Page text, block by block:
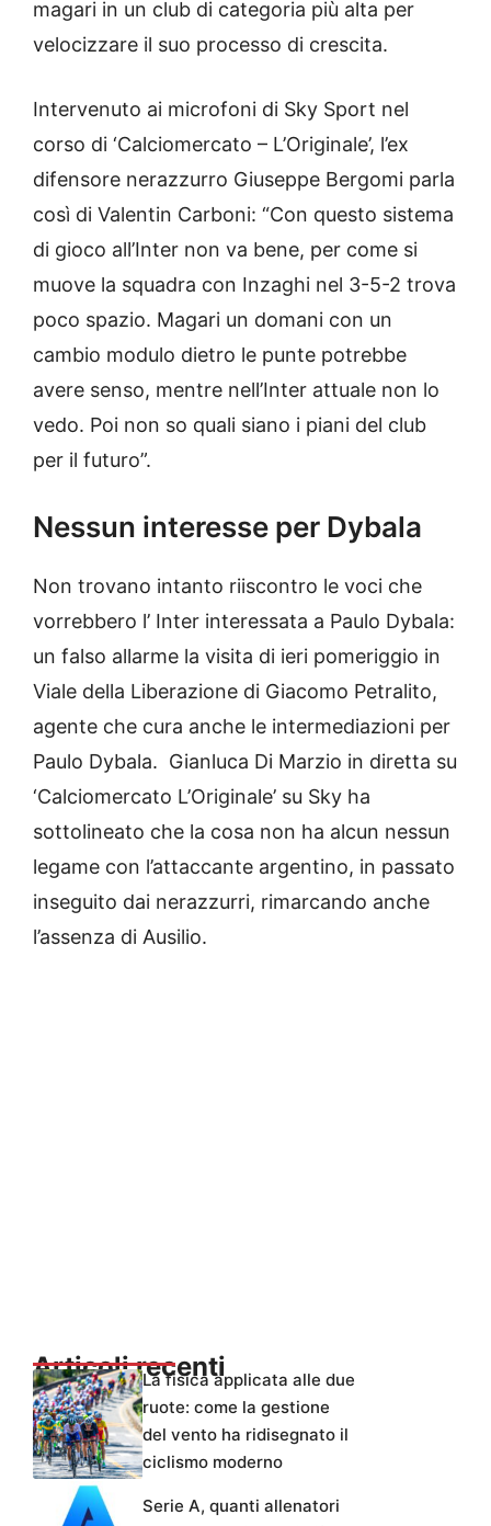
magari in un club di categoria più alta per
velocizzare il suo processo di crescita.
Intervenuto ai microfoni di Sky Sport nel
corso di ‘Calciomercato – L’Originale’, l’ex
difensore nerazzurro Giuseppe Bergomi parla
così di Valentin Carboni: “Con questo sistema
di gioco all’Inter non va bene, per come si
muove la squadra con Inzaghi nel 3-5-2 trova
poco spazio. Magari un domani con un
cambio modulo dietro le punte potrebbe
avere senso, mentre nell’Inter attuale non lo
vedo. Poi non so quali siano i piani del club
per il futuro”.
Nessun interesse per Dybala
Non trovano intanto riiscontro le voci che
vorrebbero l’ Inter interessata a Paulo Dybala:
un falso allarme la visita di ieri pomeriggio in
Viale della Liberazione di Giacomo Petralito,
agente che cura anche le intermediazioni per
Paulo Dybala. Gianluca Di Marzio in diretta su
‘Calciomercato L’Originale’ su Sky ha
sottolineato che la cosa non ha alcun nessun
legame con l’attaccante argentino, in passato
inseguito dai nerazzurri, rimarcando anche
l’assenza di Ausilio.
Articoli recentiLa fisica applicata alle due
ruote: come la gestione
del vento ha ridisegnato il
ciclismo moderno
Serie A, quanti allenatori